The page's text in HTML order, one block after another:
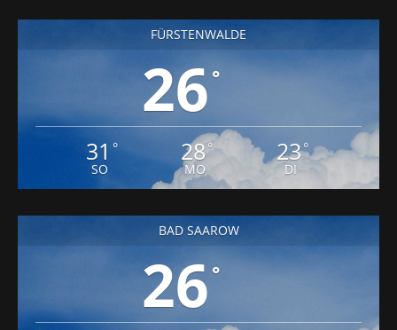
FÜRSTENWALDE
26 °
31 °
SO
28°
MO
23°
DI
BAD SAAROW
26 °